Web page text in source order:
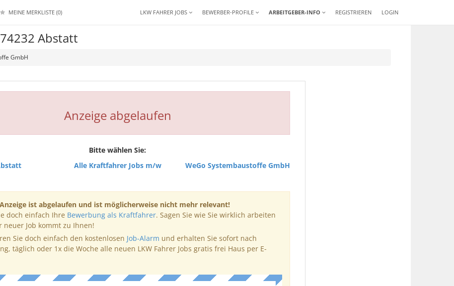
MEINE MERKLISTE (0) REGISTRIEREN LOGIN
LKW FAHRER JOBS BEWERBER-PROFILE ARBEITGEBER-INFO
Abstatt
GmbH
Anzeige abgelaufen
Bitte wählen Sie:
Alle Kraftfahrer Jobs m/w WeGo Systembaustoffe GmbH
ist abgelaufen und ist möglicherweise nicht mehr relevant!
doch einfach Ihre Bewerbung als Kraftfahrer. Sagen Sie wie Sie wirklich arbeiten
Job kommt zu Ihnen!
Sie doch einfach den kostenlosen Job-Alarm und erhalten Sie sofort nach
täglich oder 1x die Woche alle neuen LKW Fahrer Jobs gratis frei Haus per E-